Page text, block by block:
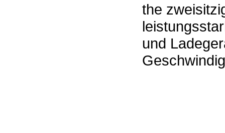
the
und